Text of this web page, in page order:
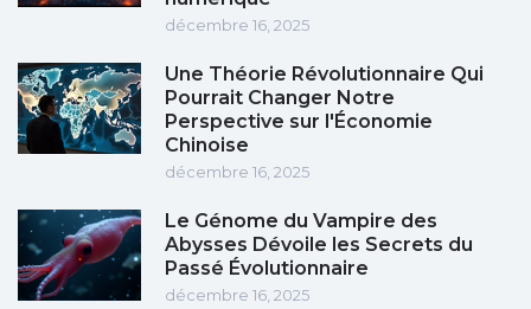
décembre 16, 2025
Une Théorie Révolutionnaire Qui
Pourrait Changer Notre
Perspective sur l'Économie
Chinoise
décembre 16, 2025
Le Génome du Vampire des
Abysses Dévoile les Secrets du
Passé Évolutionnaire
décembre 16, 2025